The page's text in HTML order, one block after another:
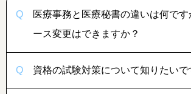
医療事務と医療秘書の違いは何です
ース変更はできますか？
資格の試験対策について知りたいで